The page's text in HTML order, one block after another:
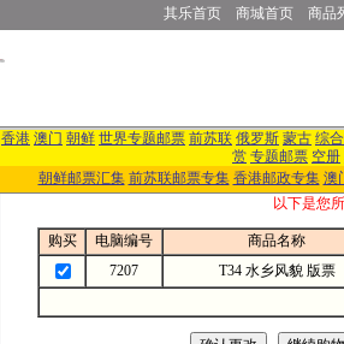
其乐首页 商城首页 商品
香港 澳门 朝鲜 世界专题邮票 前苏联 俄罗斯 蒙古 综
赏 专题邮票 空册
朝鲜邮票汇集 前苏联邮票专集 香港邮政专集 澳
以下是您
购买 电脑编号 商品名称
7207
T34 水乡风貌 版票